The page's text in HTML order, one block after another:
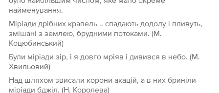
найменування.
Міріади дрібних крапель .. спадають додолу і пливуть,
змішані з землею, брудними потоками. (М.
Коцюбинський)
Були міріади зір, і я довго мріяв і дивився в небо. (М.
Хвильовий)
Над шляхом звисали корони акацій, а в них бриніли
міріади бджіл. (Н. Королева)